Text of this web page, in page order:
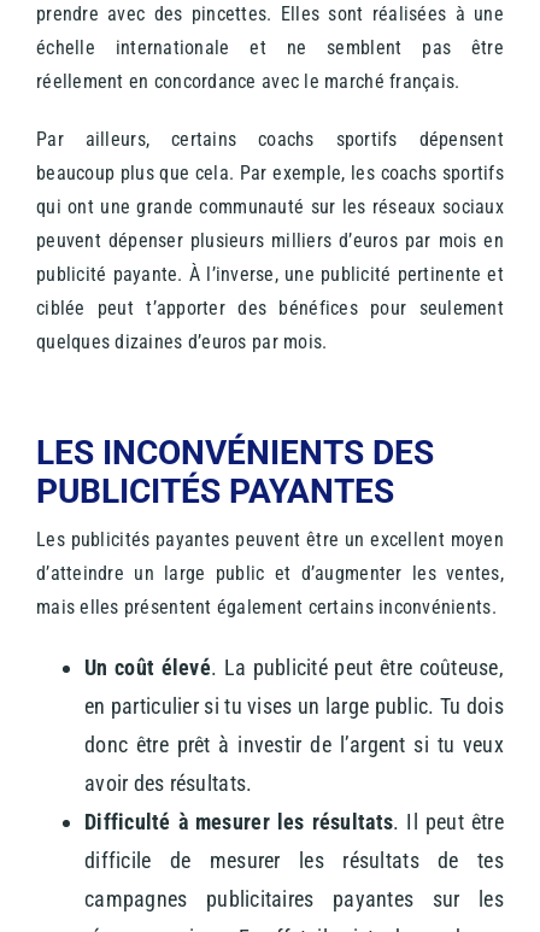
prendre avec des pincettes. Elles sont réalisées à une
échelle internationale et ne semblent pas être
réellement en concordance avec le marché français.
Par ailleurs, certains coachs sportifs dépensent
beaucoup plus que cela. Par exemple, les coachs sportifs
qui ont une grande communauté sur les réseaux sociaux
peuvent dépenser plusieurs milliers d’euros par mois en
publicité payante. À l’inverse, une publicité pertinente et
ciblée peut t’apporter des bénéfices pour seulement
quelques dizaines d’euros par mois.
LES INCONVÉNIENTS DES
PUBLICITÉS PAYANTES
Les publicités payantes peuvent être un excellent moyen
d’atteindre un large public et d’augmenter les ventes,
mais elles présentent également certains inconvénients.
Un coût élevé. La publicité peut être coûteuse,
en particulier si tu vises un large public. Tu dois
donc être prêt à investir de l’argent si tu veux
avoir des résultats.
Difficulté à mesurer les résultats. Il peut être
difficile de mesurer les résultats de tes
campagnes publicitaires payantes sur les